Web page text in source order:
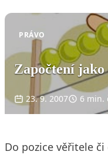
PRÁVO
Započtení
23. 9. 2007 6 min.
Do pozice věřitele